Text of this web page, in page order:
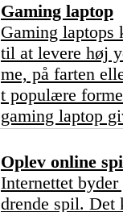
Gaming laptop
Gaming laptops
til at levere høj
me, på farten
t populære
gaming laptop
Oplev online
Internettet
drende spil. Det